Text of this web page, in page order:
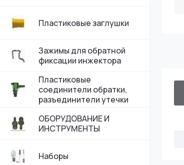
Пластиковые заглушки
Зажимы для обратной
фиксации инжектора
Пластиковые
соединители обратки,
разъединители утечки
ОБОРУДОВАНИЕ И
ИНСТРУМЕНТЫ
Наборы